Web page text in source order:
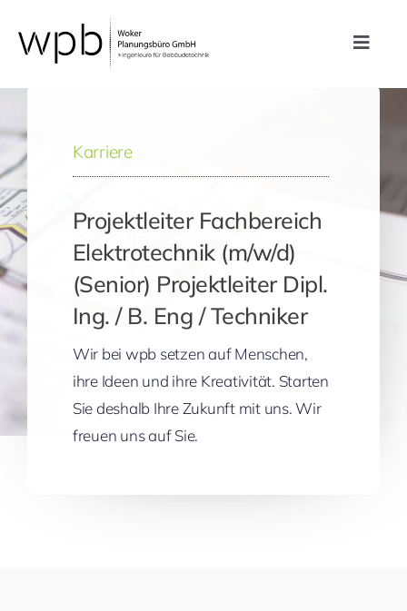
Inhalt
springen
Toggle
Referenzen
Unternehmen
Karriere
Karriere
Projektleiter Fachbereich
Elektrotechnik (m/w/d)
(Senior) Projektleiter Dipl.
Ing. / B. Eng / Techniker
Wir bei wpb setzen auf Menschen,
ihre Ideen und ihre Kreativität. Starten
Sie deshalb Ihre Zukunft mit uns. Wir
freuen uns auf Sie.